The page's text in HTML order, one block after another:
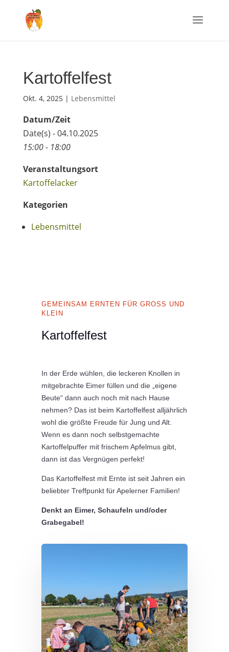
Kartoffelfest
Okt. 4, 2025| Lebensmittel
Datum/Zeit
Date(s) - 04.10.2025
15:00 - 18:00
Veranstaltungsort
Kartoffelacker
Kategorien
Lebensmittel
GEMEINSAM ERNTEN FÜR GROSS UND K
LEIN
Kartoffelfest
In der Erde wühlen, die leckeren Knollen in
mitgebrachte Eimer füllen und die „eigene
Beute“ dann auch noch mit nach Hause
nehmen? Das ist beim Kartoffelfest alljährlich
wohl die größte Freude für Jung und Alt.
Wenn es dann noch selbstgemachte
Kartoffelpuffer mit frischem Apfelmus gibt,
dann ist das Vergnügen perfekt!
Das Kartoffelfest mit Ernte ist seit Jahren ein
beliebter Treffpunkt für Apelerner Familien!
Denkt an Eimer, Schaufeln und/oder
Grabegabel!